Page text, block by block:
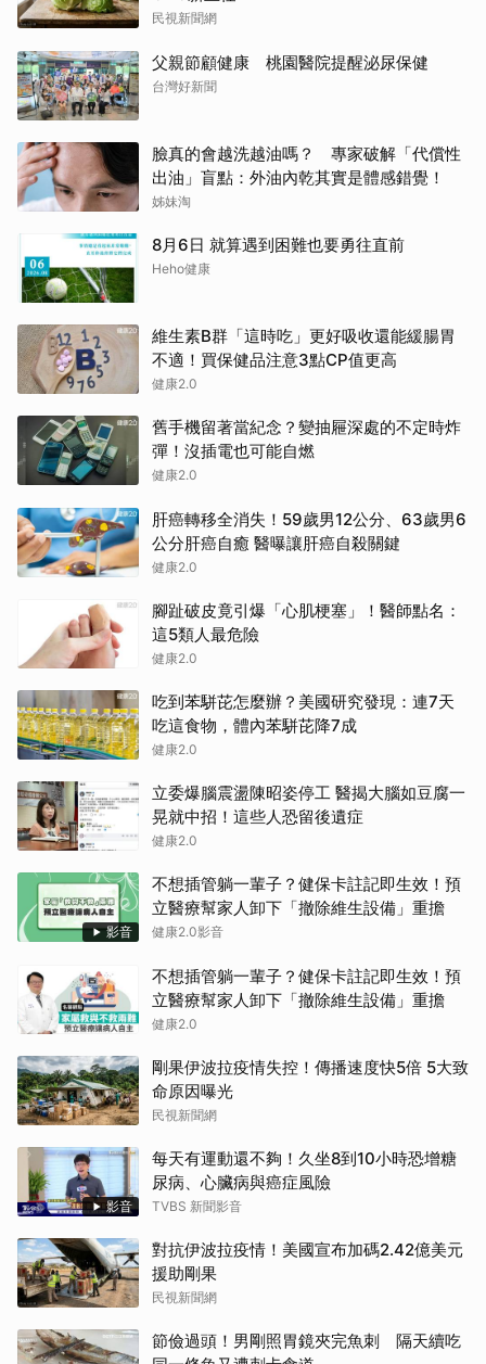
民視新聞網
父親節顧健康 桃園醫院提醒泌尿保健
台灣好新聞
臉真的會越洗越油嗎？ 專家破解「代償性
出油」盲點：外油內乾其實是體感錯覺！
姊妹淘
8月6日 就算遇到困難也要勇往直前
Heho健康
維生素B群「這時吃」更好吸收還能緩腸胃
不適！買保健品注意3點CP值更高
健康2.0
舊手機留著當紀念？變抽屜深處的不定時炸
彈！沒插電也可能自燃
健康2.0
肝癌轉移全消失！59歲男12公分、63歲男6
公分肝癌自癒 醫曝讓肝癌自殺關鍵
健康2.0
腳趾破皮竟引爆「心肌梗塞」！醫師點名：
這5類人最危險
健康2.0
吃到苯駢芘怎麼辦？美國研究發現：連7天
吃這食物，體內苯駢芘降7成
健康2.0
立委爆腦震盪陳昭姿停工 醫揭大腦如豆腐一
晃就中招！這些人恐留後遺症
健康2.0
影音
不想插管躺一輩子？健保卡註記即生效！預
立醫療幫家人卸下「撤除維生設備」重擔
健康2.0影音
不想插管躺一輩子？健保卡註記即生效！預
立醫療幫家人卸下「撤除維生設備」重擔
健康2.0
剛果伊波拉疫情失控！傳播速度快5倍 5大致
命原因曝光
民視新聞網
影音
每天有運動還不夠！久坐8到10小時恐增糖
尿病、心臟病與癌症風險
TVBS 新聞影音
對抗伊波拉疫情！美國宣布加碼2.42億美元
援助剛果
民視新聞網
節儉過頭！男剛照胃鏡夾完魚刺 隔天續吃